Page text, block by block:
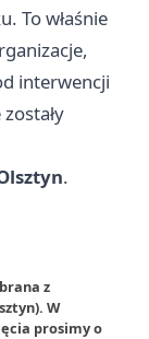
To właśnie
interwencji
.
z
W
prosimy o